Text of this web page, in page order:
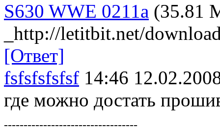
S630 WWE 0211a (35.81
_http://letitbit.net/
[Ответ]
fsfsfsfsfsf 14:46
где можно достать
----------------------------------